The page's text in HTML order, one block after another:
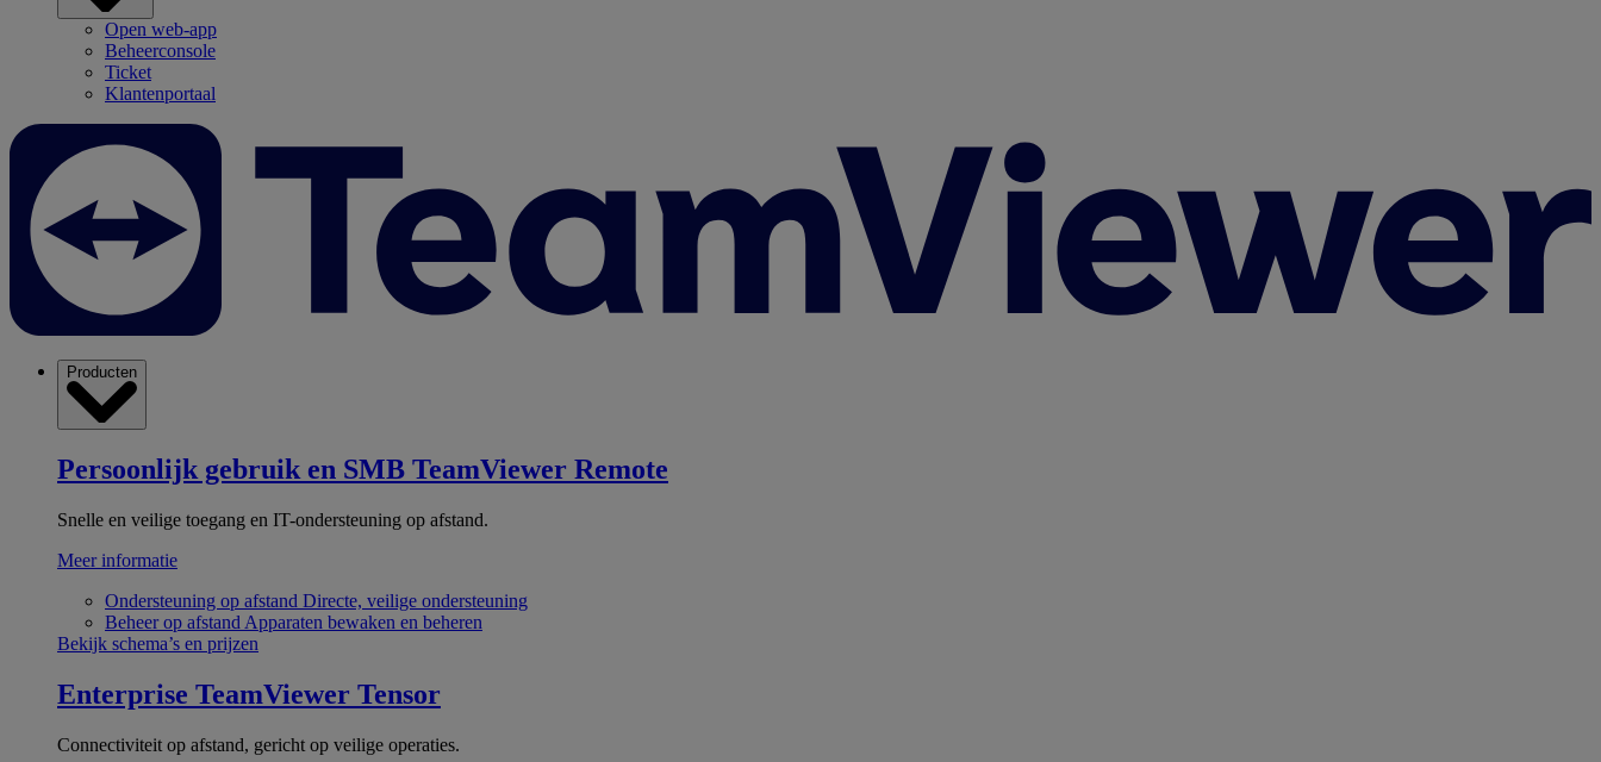
Open web-app
Beheerconsole
Ticket
Klantenportaal
Producten
Persoonlijk gebruik en SMB TeamViewer Remote
Snelle en veilige toegang en IT-ondersteuning op afstand.
Meer informatie
Ondersteuning op afstand Directe, veilige ondersteuning
Beheer op afstand Apparaten bewaken en beheren
Bekijk schema’s en prijzen
Enterprise TeamViewer Tensor
Connectiviteit op afstand, gericht op veilige operaties.